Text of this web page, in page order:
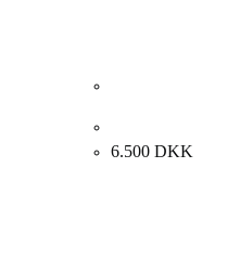
6.500 DKK